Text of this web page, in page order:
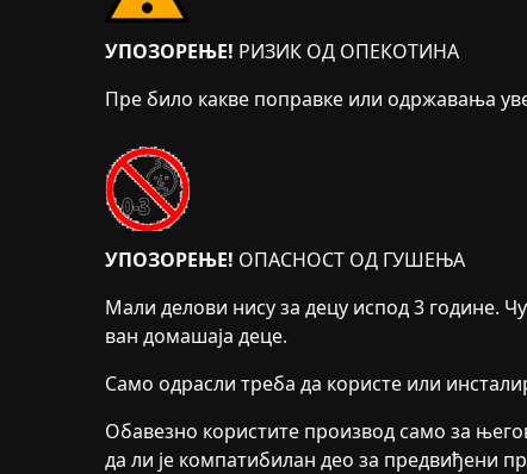
УПОЗОРЕЊЕ! РИЗИК ОД ОПЕКОТИНА
Пре било какве поправке или одржавања
УПОЗОРЕЊЕ! ОПАСНОСТ ОД ГУШЕЊА
Мали делови нису за децу испод 3 године.
ван домашаја деце.
Само одрасли треба да користе или
Обавезно користите производ само за
да ли је компатибилан део за предвиђени